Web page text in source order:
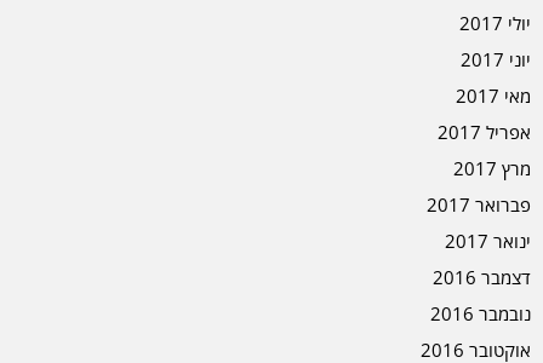
יולי 2017
יוני 2017
מאי 2017
אפריל 2017
מרץ 2017
פברואר 2017
ינואר 2017
דצמבר 2016
נובמבר 2016
אוקטובר 2016